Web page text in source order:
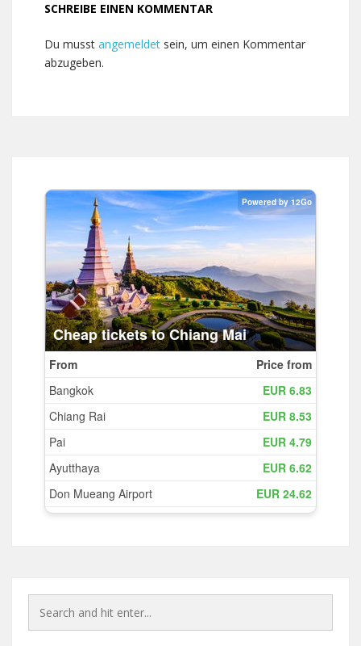
SCHREIBE EINEN KOMMENTAR
Du musst angemeldet sein, um einen Kommentar
abzugeben.